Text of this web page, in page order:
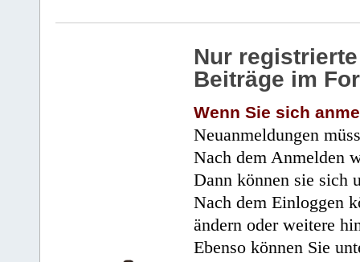
Nur
Beiträge im
Wenn Sie sich
Neuanmeldungen
Nach dem Anmelden
Dann können sie sich
Nach dem Einloggen
ändern oder weitere
Ebenso können Sie